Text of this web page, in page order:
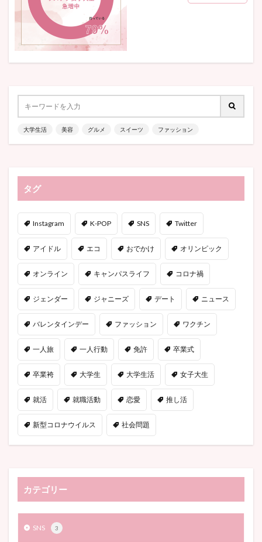
大学生活 美容 グルメ スイーツ ファッション
タグ
Instagram K-POP SNS Twitter
アイドル エコ おでかけ オリンピック
オンライン キャンパスライフ コロナ禍
ジェンダー ジャニーズ デート ニュース
バレンタインデー ファッション ワクチン
一人旅 一人行動 免許 卒業式
卒業袴 大学生 大学生活 女子大生
就活 就職活動 恋愛 推し活
新型コロナウイルス 社会問題
カテゴリー
SNS 3